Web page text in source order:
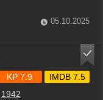
незамеченным.
остроумных
05.10.2025
1942
KP 7.9 IMDB 7.5